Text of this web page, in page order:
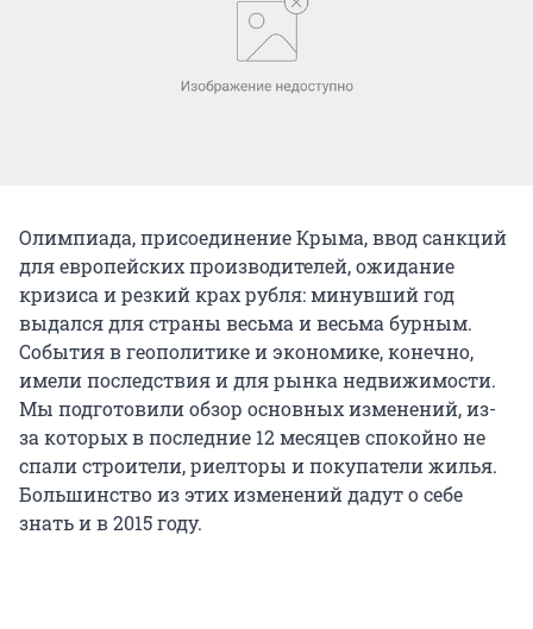
Олимпиада, присоединение Крыма, ввод санкций
для европейских производителей, ожидание
кризиса и резкий крах рубля: минувший год
выдался для страны весьма и весьма бурным.
События в геополитике и экономике, конечно,
имели последствия и для рынка недвижимости.
Мы подготовили обзор основных изменений, из-
за которых в последние 12 месяцев спокойно не
спали строители, риелторы и покупатели жилья.
Большинство из этих изменений дадут о себе
знать и в 2015 году.